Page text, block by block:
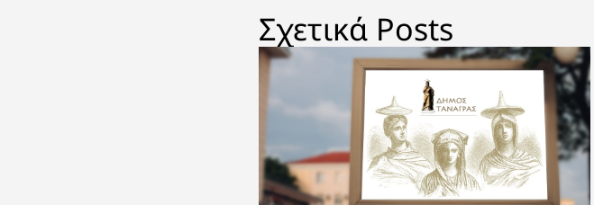
Σχετικά Posts